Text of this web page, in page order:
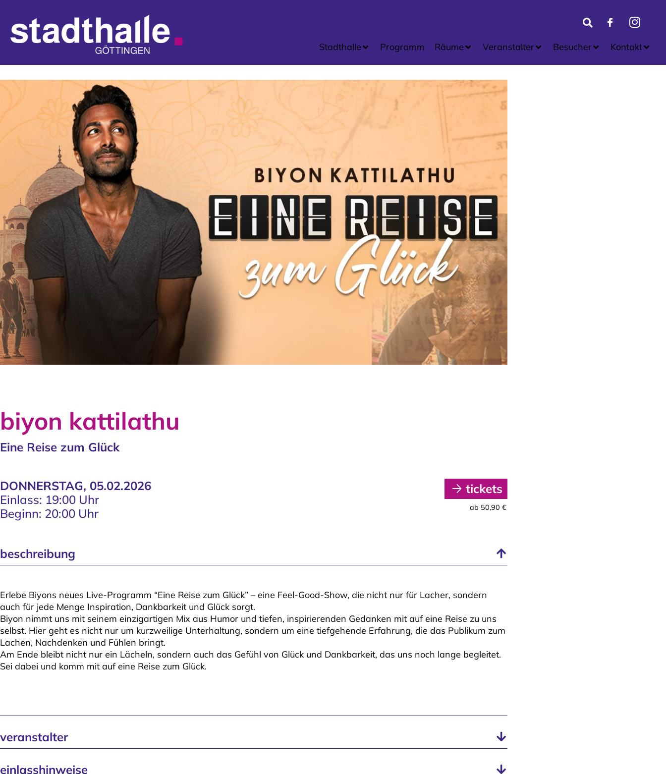
Stadthalle Programm Räume Veranstalter Besucher Kontakt
biyon kattilathu
Eine Reise zum Glück
DONNERSTAG, 05.02.2026
Einlass: 19:00 Uhr
Beginn: 20:00 Uhr
tickets
ab 50,90 €
beschreibung
Erlebe Biyons neues Live-Programm “Eine Reise zum Glück” – eine Feel-Good-Show, die nicht nur für Lacher, sondern
auch für jede Menge Inspiration, Dankbarkeit und Glück sorgt.
Biyon nimmt uns mit seinem einzigartigen Mix aus Humor und tiefen, inspirierenden Gedanken mit auf eine Reise zu uns
selbst. Hier geht es nicht nur um kurzweilige Unterhaltung, sondern um eine tiefgehende Erfahrung, die das Publikum zum
Lachen, Nachdenken und Fühlen bringt.
Am Ende bleibt nicht nur ein Lächeln, sondern auch das Gefühl von Glück und Dankbarkeit, das uns noch lange begleitet.
Sei dabei und komm mit auf eine Reise zum Glück.
veranstalter
einlasshinweise